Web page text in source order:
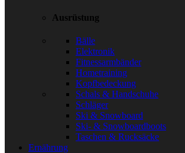
Ausrüstung
Bälle
Elektronik
Fitnessarmbänder
Hometraining
Kopfbedeckung
Schals & Handschuhe
Schläger
Ski & Snowboard
Ski- & Snowboardboots
Taschen & Rucksäcke
Ernährung